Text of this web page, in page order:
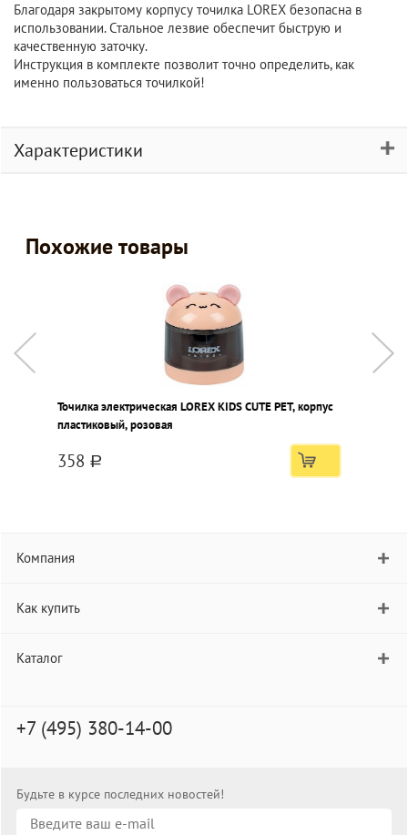
Благодаря закрытому корпусу точилка LOREX безопасна в
использовании. Стальное лезвие обеспечит быструю и
качественную заточку.
Инструкция в комплекте позволит точно определить, как
именно пользоваться точилкой!
Характеристики
Похожие товары
Точилка электрическая LOREX KIDS CUTE PET, корпус
пластиковый, розовая
358 a
Компания
Как купить
Каталог
+7 (495) 380-14-00
Будьте в курсе последних новостей!